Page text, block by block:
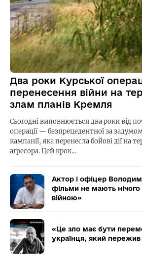
Два роки Курської
перенесення війни на
злам планів Кремля
Сьогодні виповнюється два роки від
операції — безпрецедентної за
кампанії, яка перенесла бойові дії на
агресора. Цей крок…
Актор і офіцер
фільми не мають нічого
війною»
«Це зло має бути
українця, який пережив